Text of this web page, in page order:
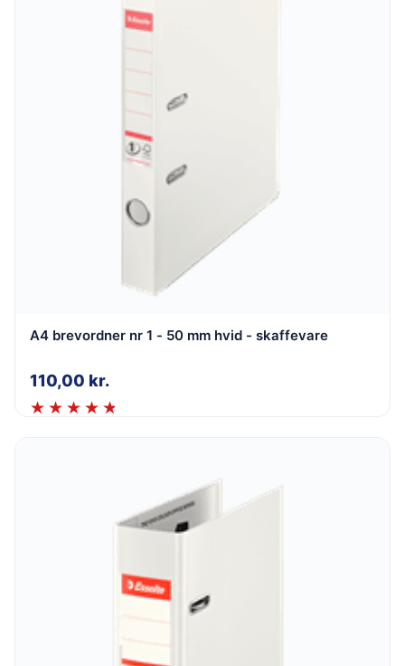
A4 brevordner nr 1 - 50 mm hvid - skaffevare
110,00 kr.